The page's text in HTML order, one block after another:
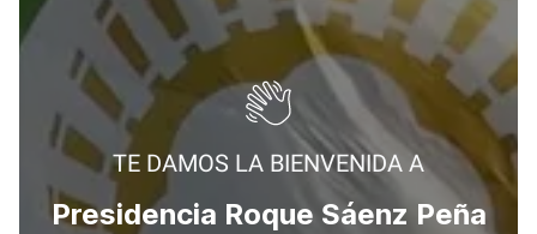
TE DAMOS LA BIENVENIDA A
Presidencia Roque Sáenz Peña